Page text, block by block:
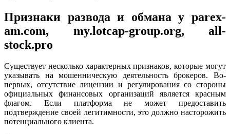
Признаки развода и обмана у parex-
am.com, my.lotcap-group.org, all-
stock.pro
Существует несколько характерных признаков, которые могут
указывать на мошенническую деятельность брокеров. Во-
первых, отсутствие лицензии и регулирования со стороны
официальных финансовых организаций является красным
флагом. Если платформа не может предоставить
подтверждение своей легитимности, это должно насторожить
потенциального клиента.